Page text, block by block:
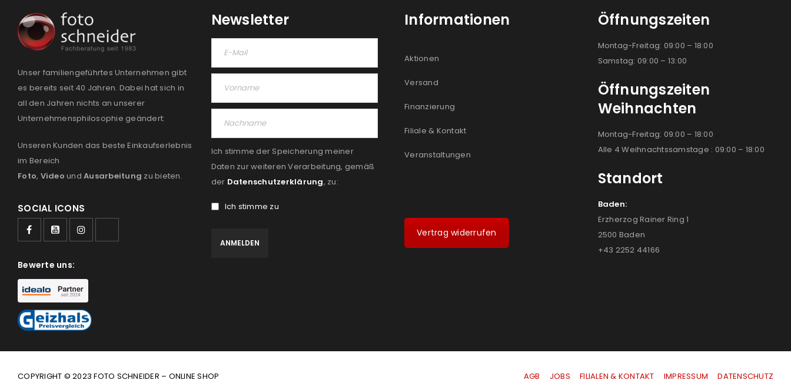
Unser familiengeführtes Unternehmen gibt
es bereits seit 40 Jahren. Dabei hat sich in
all den Jahren nichts an unserer
Unternehmensphilosophie geändert:
Unseren Kunden das beste Einkaufserlebnis
im Bereich
Foto, Video und Ausarbeitung zu bieten.
SOCIAL ICONS
Bewerte uns:
Newsletter
Ich stimme der Speicherung meiner
Daten zur weiteren Verarbeitung, gemäß
der Datenschutzerklärung, zu:
Ich stimme zu
Informationen
Aktionen
Versand
Finanzierung
Filiale & Kontakt
Veranstaltungen
Vertrag widerrufen
Öffnungszeiten
Montag-Freitag: 09:00 – 18:00
Samstag: 09:00 – 13:00
Öffnungszeiten
Weihnachten
Montag-Freitag: 09:00 – 18:00
Alle 4 Weihnachtssamstage : 09:00 – 18:00
Standort
Baden:
Erzherzog Rainer Ring 1
2500 Baden
+43 2252 44166
COPYRIGHT © 2023 FOTO SCHNEIDER – ONLINE SHOP AGB JOBS FILIALEN & KONTAKT IMPRESSUM |DATENSCHUTZ